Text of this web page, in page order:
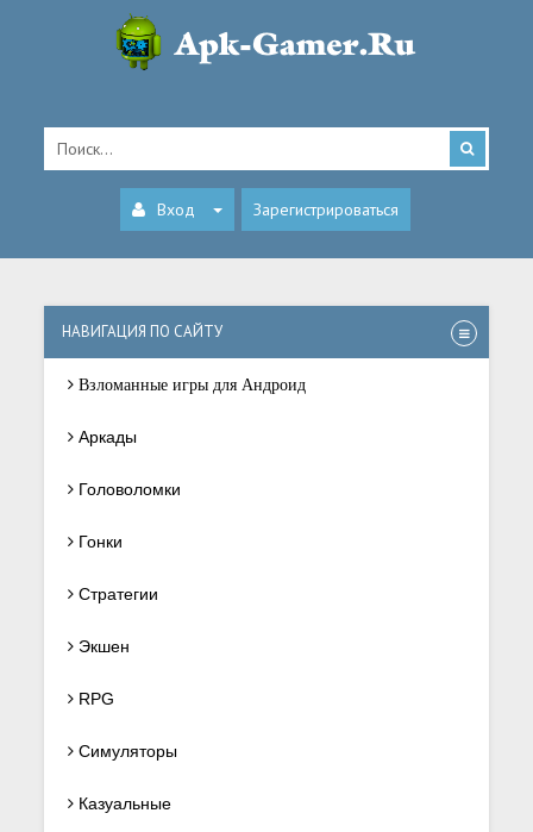
Вход Зарегистрироваться
НАВИГАЦИЯ ПО САЙТУ
Взломанные игры для Андроид
Аркады
Головоломки
Гонки
Стратегии
Экшен
RPG
Симуляторы
Казуальные